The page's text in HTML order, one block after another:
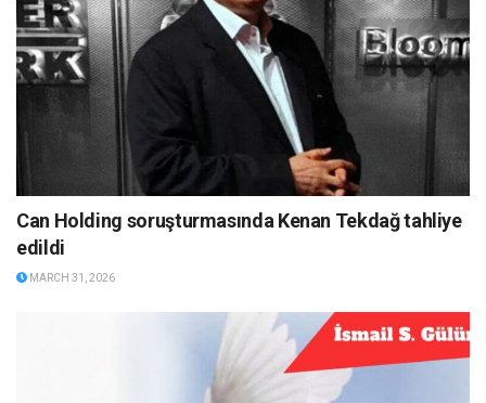
Can Holding soruşturmasında Kenan Tekdağ tahliye
edildi
MARCH 31, 2026